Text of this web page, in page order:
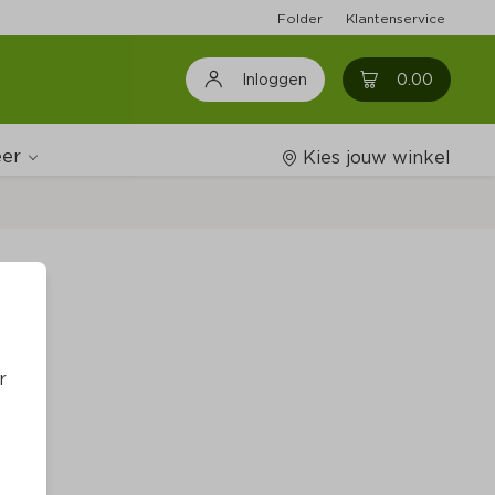
Folder Klantenservice
Inloggen 0.00 0
Kies jouw winkel